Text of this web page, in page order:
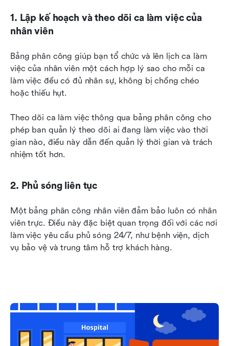
1. Lập kế hoạch và theo dõi ca làm việc của
nhân viên
Bảng phân công giúp bạn tổ chức và lên lịch ca làm
việc của nhân viên một cách hợp lý sao cho mỗi ca
làm việc đều có đủ nhân sự, không bị chồng chéo
hoặc thiếu hụt.
Theo dõi ca làm việc thông qua bảng phân công cho
phép ban quản lý theo dõi ai đang làm việc vào thời
gian nào, điều này dẫn đến quản lý thời gian và trách
nhiệm tốt hơn.
2. Phủ sóng liên tục
Một bảng phân công nhân viên đảm bảo luôn có nhân
viên trực. Điều này đặc biệt quan trọng đối với các nơi
làm việc yêu cầu phủ sóng 24/7, như bệnh viện, dịch
vụ bảo vệ và trung tâm hỗ trợ khách hàng.